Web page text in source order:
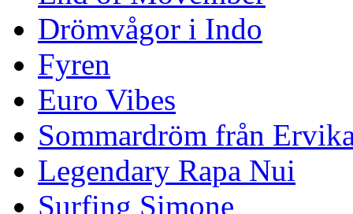
Drömvågor i Indo
Fyren
Euro Vibes
Sommardröm från
Legendary Rapa Nui
Surfing Simone